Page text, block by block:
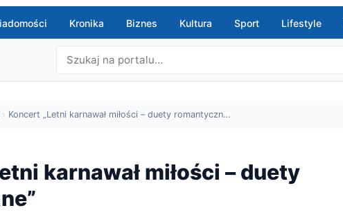
Kronika Biznes Kultura Sport Lifestyle
› Koncert „Letni karnawał miłości – duety romantyczn…
karnawał miłości – duety